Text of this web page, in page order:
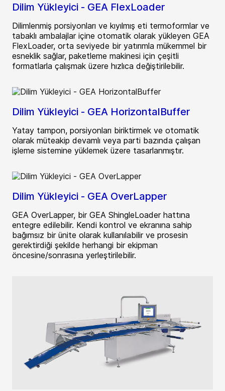
Dilim Yükleyici - GEA FlexLoader
Dilimlenmiş porsiyonları ve kıyılmış eti termoformlar ve
tabaklı ambalajlar içine otomatik olarak yükleyen GEA
FlexLoader, orta seviyede bir yatırımla mükemmel bir
esneklik sağlar, paketleme makinesi için çeşitli
formatlarla çalışmak üzere hızlıca değiştirilebilir.
Dilim Yükleyici - GEA HorizontalBuffer
Yatay tampon, porsiyonları biriktirmek ve otomatik
olarak müteakip devamlı veya parti bazında çalışan
işleme sistemine yüklemek üzere tasarlanmıştır.
Dilim Yükleyici - GEA OverLapper
GEA OverLapper, bir GEA ShingleLoader hattına
entegre edilebilir. Kendi kontrol ve ekranına sahip
bağımsız bir ünite olarak kullanılabilir ve prosesin
gerektirdiği şekilde herhangi bir ekipman
öncesine/sonrasına yerleştirilebilir.